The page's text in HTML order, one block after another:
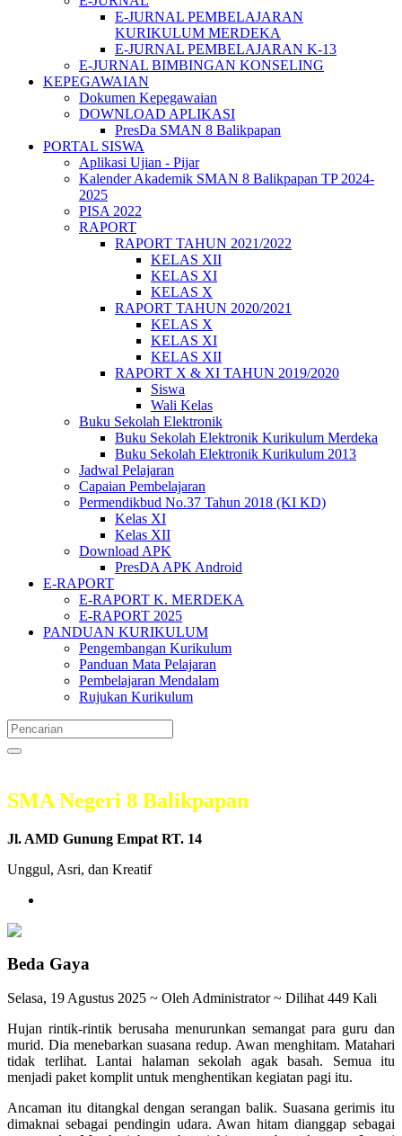
E-JURNAL PEMBELAJARAN
KURIKULUM MERDEKA
E-JURNAL PEMBELAJARAN K-13
E-JURNAL BIMBINGAN KONSELING
KEPEGAWAIAN
Dokumen Kepegawaian
DOWNLOAD APLIKASI
PresDa SMAN 8 Balikpapan
PORTAL SISWA
Aplikasi Ujian - Pijar
Kalender Akademik SMAN 8 Balikpapan TP 2024-
2025
PISA 2022
RAPORT
RAPORT TAHUN 2021/2022
KELAS XII
KELAS XI
KELAS X
RAPORT TAHUN 2020/2021
KELAS X
KELAS XI
KELAS XII
RAPORT X & XI TAHUN 2019/2020
Siswa
Wali Kelas
Buku Sekolah Elektronik
Buku Sekolah Elektronik Kurikulum Merdeka
Buku Sekolah Elektronik Kurikulum 2013
Jadwal Pelajaran
Capaian Pembelajaran
Permendikbud No.37 Tahun 2018 (KI KD)
Kelas XI
Kelas XII
Download APK
PresDA APK Android
E-RAPORT
E-RAPORT K. MERDEKA
E-RAPORT 2025
PANDUAN KURIKULUM
Pengembangan Kurikulum
Panduan Mata Pelajaran
Pembelajaran Mendalam
Rujukan Kurikulum
SMA Negeri 8 Balikpapan
Jl. AMD Gunung Empat RT. 14
Unggul, Asri, dan Kreatif
Beda Gaya
Selasa, 19 Agustus 2025 ~ Oleh Administrator ~ Dilihat 449 Kali
Hujan rintik-rintik berusaha menurunkan semangat para guru dan
murid. Dia menebarkan suasana redup. Awan menghitam. Matahari
tidak terlihat. Lantai halaman sekolah agak basah. Semua itu
menjadi paket komplit untuk menghentikan kegiatan pagi itu.
Ancaman itu ditangkal dengan serangan balik. Suasana gerimis itu
dimaknai sebagai pendingin udara. Awan hitam dianggap sebagai